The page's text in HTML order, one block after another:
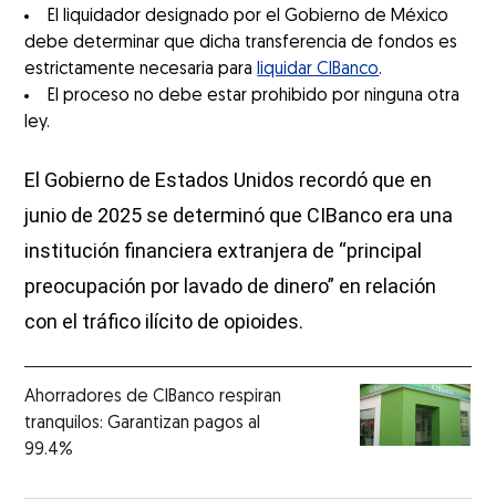
El liquidador designado por el Gobierno de México
debe determinar que dicha transferencia de fondos es
estrictamente necesaria para liquidar CIBanco.
El proceso no debe estar prohibido por ninguna otra
ley.
El Gobierno de Estados Unidos recordó que en
junio de 2025 se determinó que CIBanco era una
institución financiera extranjera de “principal
preocupación por lavado de dinero” en relación
con el tráfico ilícito de opioides.
Ahorradores de CIBanco respiran
tranquilos: Garantizan pagos al
99.4%